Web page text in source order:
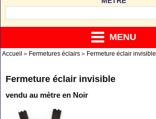
MENU
Accueil Fermetures éclairs Fermeture éclair invisible
Fermeture éclair invisible
vendu au mètre en Noir